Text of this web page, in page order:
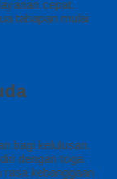
cepat.
tahapan mulai
bagi kelulusan.
dengan toga
kebanggaan